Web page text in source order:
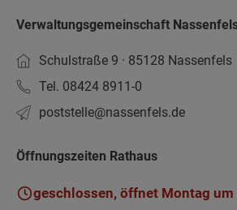
Verwaltungsgemeinschaft
Schulstraße 9 · 85128 Nassenfels
Tel. 08424 8911-0
poststelle­@nassenfels.de
Öffnungszeiten Rathaus
geschlossen, öffnet Montag um